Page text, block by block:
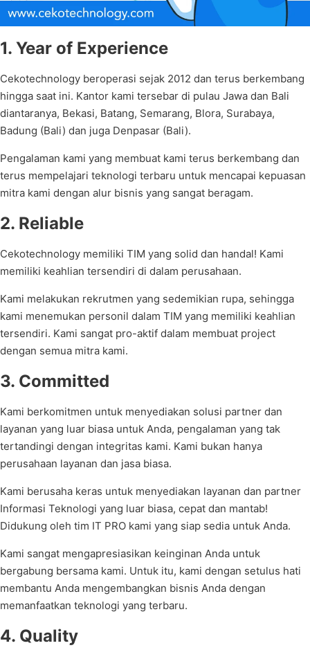
1. Year of Experience
Cekotechnology beroperasi sejak 2012 dan terus berkembang
hingga saat ini. Kantor kami tersebar di pulau Jawa dan Bali
diantaranya, Bekasi, Batang, Semarang, Blora, Surabaya,
Badung (Bali) dan juga Denpasar (Bali).
Pengalaman kami yang membuat kami terus berkembang dan
terus mempelajari teknologi terbaru untuk mencapai kepuasan
mitra kami dengan alur bisnis yang sangat beragam.
2. Reliable
Cekotechnology memiliki TIM yang solid dan handal! Kami
memiliki keahlian tersendiri di dalam perusahaan.
Kami melakukan rekrutmen yang sedemikian rupa, sehingga
kami menemukan personil dalam TIM yang memiliki keahlian
tersendiri. Kami sangat pro-aktif dalam membuat project
dengan semua mitra kami.
3. Committed
Kami berkomitmen untuk menyediakan solusi partner dan
layanan yang luar biasa untuk Anda, pengalaman yang tak
tertandingi dengan integritas kami. Kami bukan hanya
perusahaan layanan dan jasa biasa.
Kami berusaha keras untuk menyediakan layanan dan partner
Informasi Teknologi yang luar biasa, cepat dan mantab!
Didukung oleh tim IT PRO kami yang siap sedia untuk Anda.
Kami sangat mengapresiasikan keinginan Anda untuk
bergabung bersama kami. Untuk itu, kami dengan setulus hati
membantu Anda mengembangkan bisnis Anda dengan
memanfaatkan teknologi yang terbaru.
4. Quality